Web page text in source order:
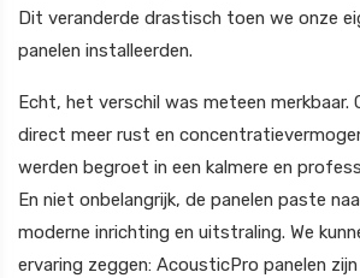
Dit veranderde drastisch toen we onze
panelen installeerden.
Echt, het verschil was meteen merkbaar.
direct meer rust en
werden begroet in een kalmere en
En niet onbelangrijk, de panelen paste
moderne inrichting en uitstraling. We
ervaring zeggen: AcousticPro panelen